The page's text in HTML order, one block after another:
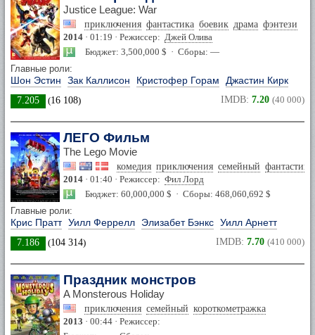
Justice League: War
приключения фантастика боевик драма фэнтези
2014 · 01:19 · Режиссер: Джей Олива
Бюджет: 3,500,000 $ · Сборы: —
Главные роли:
Шон Эстин Зак Каллисон Кристофер Горам Джастин Кирк
7.205 (16 108) IMDB: 7.20 (40 000)
ЛЕГО Фильм
The Lego Movie
комедия приключения семейный фантастика
2014 · 01:40 · Режиссер: Фил Лорд
Бюджет: 60,000,000 $ · Сборы: 468,060,692 $
Главные роли:
Крис Пратт Уилл Феррелл Элизабет Бэнкс Уилл Арнетт
7.186 (104 314) IMDB: 7.70 (410 000)
Праздник монстров
A Monsterous Holiday
приключения семейный короткометражка
2013 · 00:44 · Режиссер: